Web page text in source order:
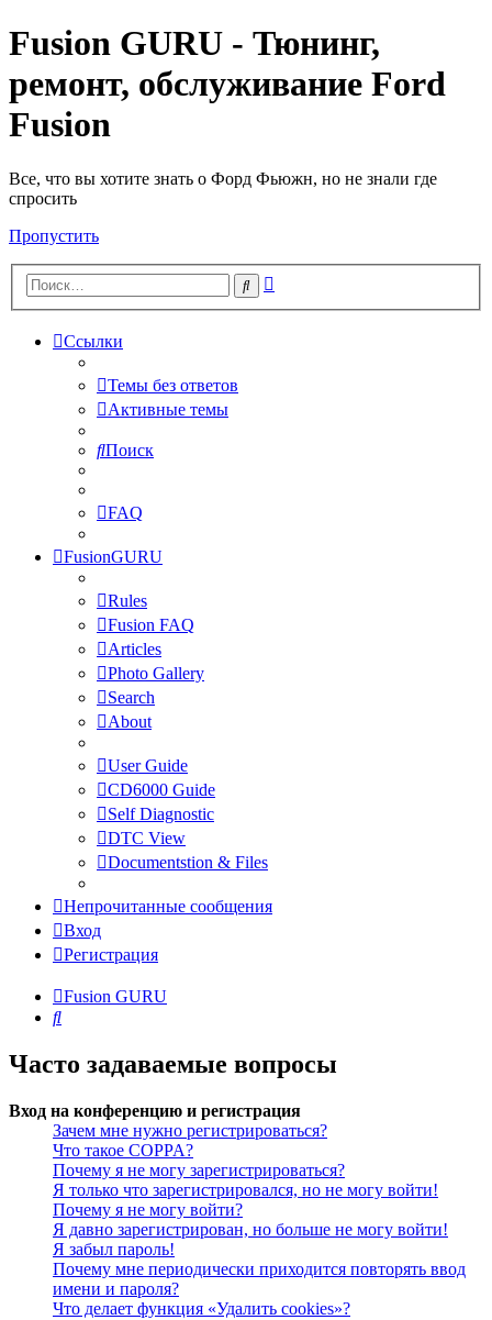
Fusion GURU - Тюнинг,
ремонт, обслуживание Ford
Fusion
Все, что вы хотите знать о Форд Фьюжн, но не знали где
спросить
Пропустить
Поиск
Ссылки
Темы без ответов
Активные темы
Поиск
FAQ
FusionGURU
Rules
Fusion FAQ
Articles
Photo Gallery
Search
About
User Guide
CD6000 Guide
Self Diagnostic
DTC View
Documentstion & Files
Непрочитанные сообщения
Вход
Регистрация
Fusion GURU
Поиск
Часто задаваемые вопросы
Вход на конференцию и регистрация
Зачем мне нужно регистрироваться?
Что такое COPPA?
Почему я не могу зарегистрироваться?
Я только что зарегистрировался, но не могу войти!
Почему я не могу войти?
Я давно зарегистрирован, но больше не могу войти!
Я забыл пароль!
Почему мне периодически приходится повторять ввод
имени и пароля?
Что делает функция «Удалить cookies»?